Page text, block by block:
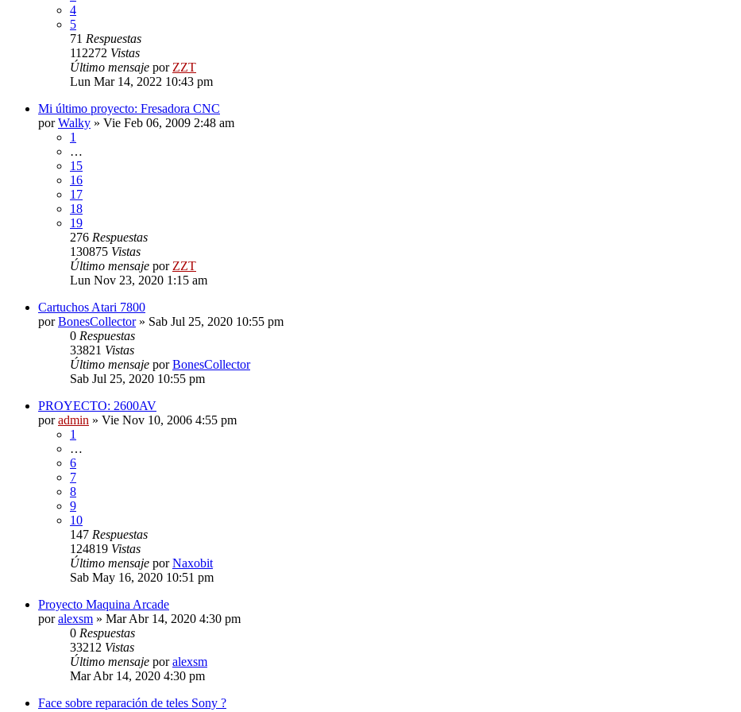
4
5
71 Respuestas
112272 Vistas
Último mensaje por ZZT
Lun Mar 14, 2022 10:43 pm
Mi último proyecto: Fresadora CNC
porWalky » Vie Feb 06, 2009 2:48 am
1
…
15
16
17
18
19
276 Respuestas
130875 Vistas
Último mensaje por ZZT
Lun Nov 23, 2020 1:15 am
Cartuchos Atari 7800
porBonesCollector» Sab Jul 25, 2020 10:55 pm
0 Respuestas
33821 Vistas
Último mensaje porBonesCollector
Sab Jul 25, 2020 10:55 pm
PROYECTO: 2600AV
poradmin » Vie Nov 10, 2006 4:55 pm
1
…
6
7
8
9
10
147 Respuestas
124819 Vistas
Último mensaje porNaxobit
Sab May 16, 2020 10:51 pm
Proyecto Maquina Arcade
poralexsm » Mar Abr 14, 2020 4:30 pm
0 Respuestas
33212 Vistas
Último mensaje poralexsm
Mar Abr 14, 2020 4:30 pm
Face sobre reparación de teles Sony ?